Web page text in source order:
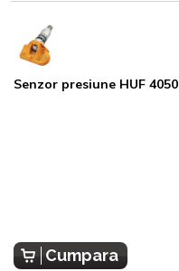
Senzor presiune HUF 4050
Cumpara